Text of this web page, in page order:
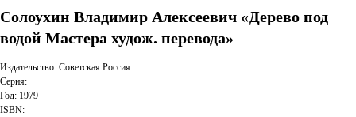
Солоухин Владимир Алексеевич «Дерево под
водой Мастера худож. перевода»
Издательство: Советская Россия
Серия:
Год: 1979
ISBN: